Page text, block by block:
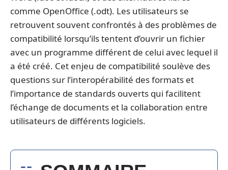
comme OpenOffice (.odt). Les utilisateurs se
retrouvent souvent confrontés à des problèmes de
compatibilité lorsqu’ils tentent d’ouvrir un fichier
avec un programme différent de celui avec lequel il
a été créé. Cet enjeu de compatibilité soulève des
questions sur l’interopérabilité des formats et
l’importance de standards ouverts qui facilitent
l’échange de documents et la collaboration entre
utilisateurs de différents logiciels.